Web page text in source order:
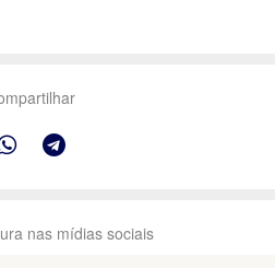
nas mídias sociais